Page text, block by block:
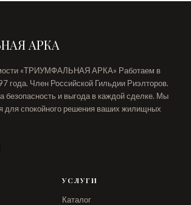
АРКА
«ТРИУМФАЛЬНАЯ АРКА» Работаем в
года. Член Российской Гильдии Риэлторов.
безопасность и выгода в каждой сделке. Мы
для спокойного решения ваших жилищных
УСЛУГИ
Каталог